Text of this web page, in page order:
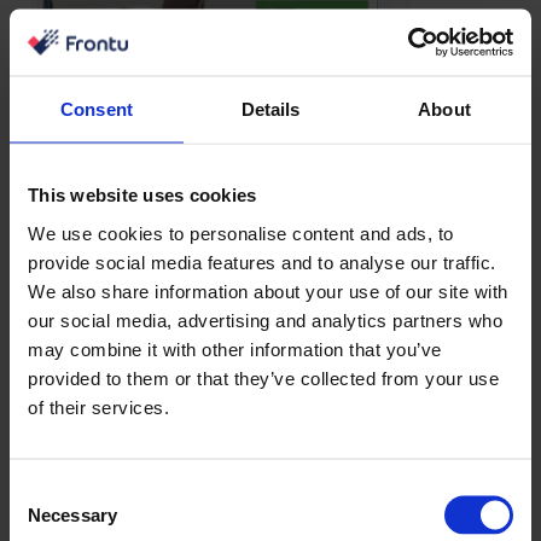
Consent Details About
This website uses cookies
We use cookies to personalise content and ads, to
provide social media features and to analyse our traffic.
We also share information about your use of our site with
our social media, advertising and analytics partners who
may combine it with other information that you’ve
provided to them or that they’ve collected from your use
of their services.
Selection
Necessary